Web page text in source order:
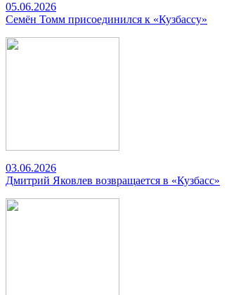
05.06.2026
Семён Томм присоединился к «Кузбассу»
03.06.2026
Дмитрий Яковлев возвращается в «Кузбасс»